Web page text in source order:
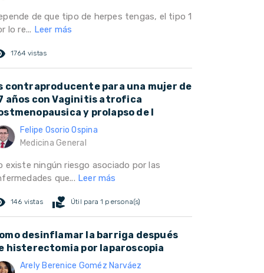
de que tipo de herpes tengas, el tipo 1
lo re... Leer más
1764 vistas
contraproducente para una mujer de
años con Vaginitis atrofica
y prolapso de l
Felipe Osorio Ospina
Medicina General
existe ningún riesgo asociado por las
que... Leer más
146 vistas volunteer_activism Útil para 1 persona(s)
desinflamar la barriga después
histerectomia por laparoscopia
Arely Berenice Goméz Narváez